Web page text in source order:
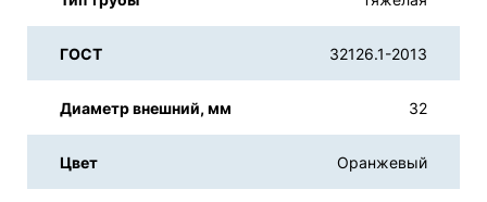
ГОСТ 32126.1-2013
Диаметр внешний, мм 32
Цвет Оранжевый